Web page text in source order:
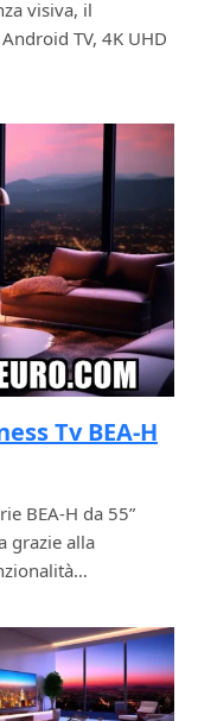
visiva, il
TV, 4K UHD
Tv BEA-H
BEA-H da 55”
grazie alla